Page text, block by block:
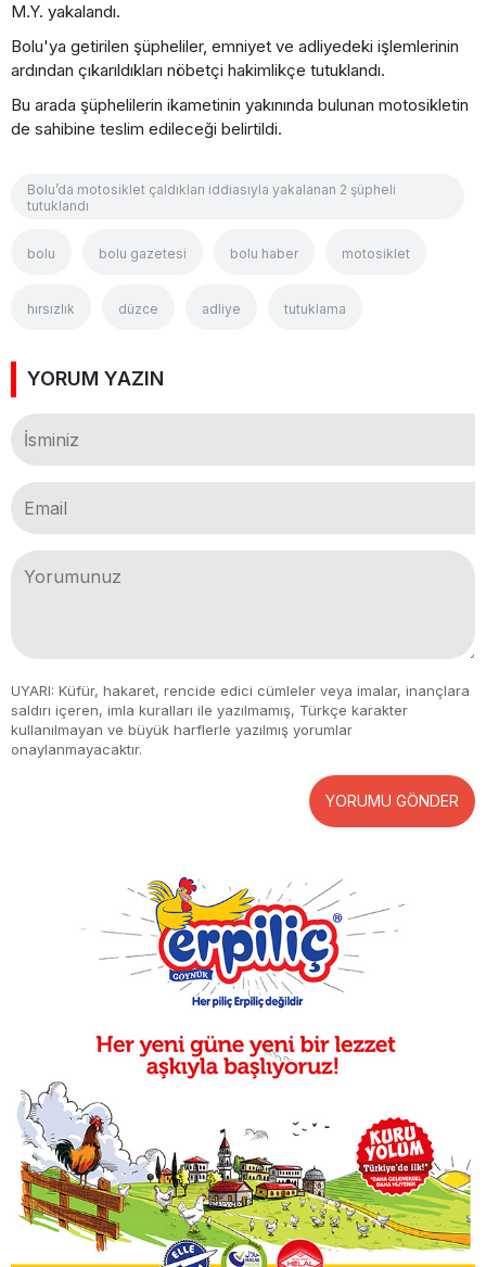
M.Y. yakalandı.
Bolu'ya getirilen şüpheliler, emniyet ve adliyedeki işlemlerinin
ardından çıkarıldıkları nöbetçi hakimlikçe tutuklandı.
Bu arada şüphelilerin ikametinin yakınında bulunan motosikletin
de sahibine teslim edileceği belirtildi.
Bolu’da motosiklet çaldıkları iddiasıyla yakalanan 2 şüpheli
tutuklandı
bolu bolu gazetesi bolu haber motosiklet
hırsızlık düzce adliye tutuklama
YORUM YAZIN
UYARI: Küfür, hakaret, rencide edici cümleler veya imalar, inançlara
saldırı içeren, imla kuralları ile yazılmamış, Türkçe karakter
kullanılmayan ve büyük harflerle yazılmış yorumlar
onaylanmayacaktır.
YORUMU GÖNDER